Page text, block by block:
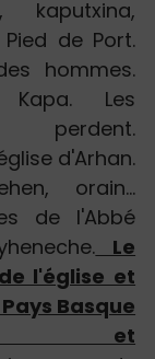
kaputxina,
de Port.
hommes.
Kapa. Les
d'Arhan.
orain...
de l'Abbé
Le
l'église et
Basque
et